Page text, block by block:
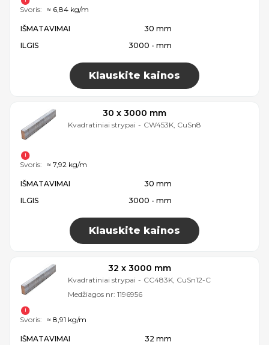
IŠMATAVIMAI
30 mm
ILGIS
3000 - mm
Klauskite kainos
Svoris: ≈ 6,84 kg/m
30 x 3000 mm
Kvadratiniai strypai - CW453K, CuSn8
IŠMATAVIMAI
30 mm
ILGIS
3000 - mm
Klauskite kainos
Svoris: ≈ 7,92 kg/m
32 x 3000 mm
Kvadratiniai strypai - CC483K, CuSn12-C
Medžiagos nr: 1196956
IŠMATAVIMAI
32 mm
Svoris: ≈ 8,91 kg/m